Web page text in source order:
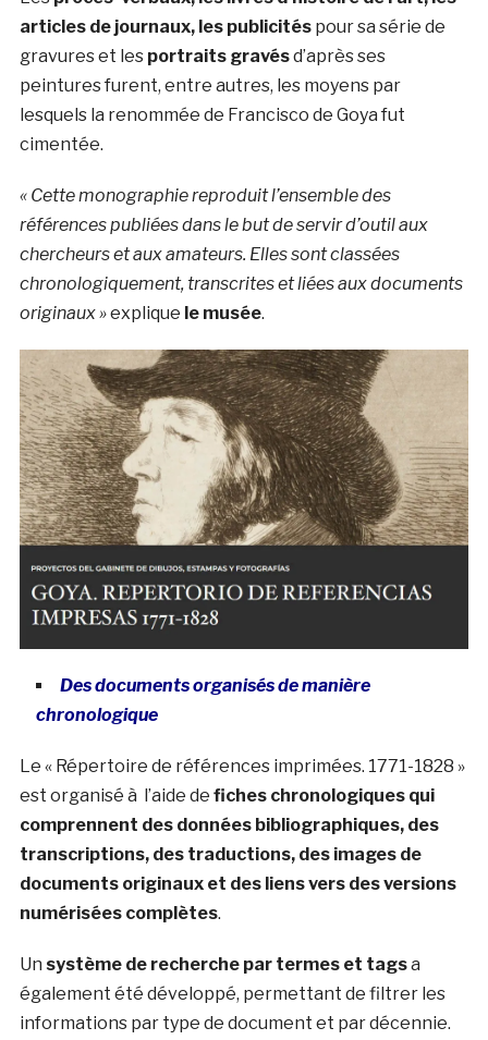
articles de journaux, les publicitéspour sa série de
gravures et les portraits gravésd’après ses
peintures furent, entre autres, les moyens par
lesquels la renommée de Francisco de Goya fut
cimentée.
« Cette monographie reproduit l’ensemble des
références publiées dans le but de servir d’outil aux
chercheurs et aux amateurs. Elles sont classées
chronologiquement, transcrites et liées aux documents
originaux »explique le musée.
Des documents organisés de manière
chronologique
Le « Répertoire de références imprimées. 1771-1828 »
est organisé à l’aide de fiches chronologiques qui
comprennent des données bibliographiques, des
transcriptions, des traductions, des images de
documents originaux et des liens vers des versions
numérisées complètes.
Un système de recherche par termes et tagsa
également été développé, permettant de filtrer les
informations par type de document et par décennie.